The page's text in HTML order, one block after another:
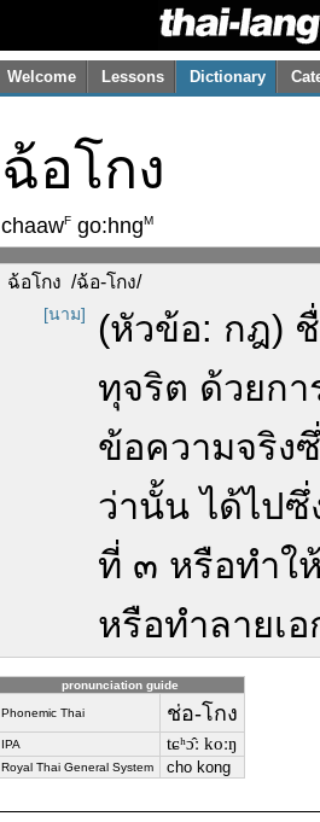
Welcome Lessons Dictionary
ฉ้อโกง
chaawF go:hngM
ฉ้อโกง /ฉ้อ-โกง/
[นาม]
(หัวข้อ: กฎ)
ทุจริต ด้วยก
ข้อความจริง
ว่านั้น ได้ไป
ที่ ๓ หรือทำใ
หรือทำลายเ
pronunciation guide
Phonemic Thai ช่อ-โกง
IPA tɕʰɔ̂ː koːŋ
Royal Thai General System cho kong